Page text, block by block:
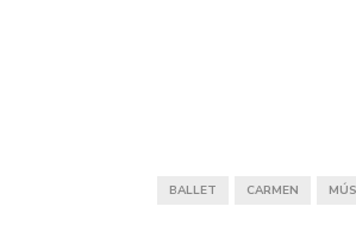
BALLET CARMEN